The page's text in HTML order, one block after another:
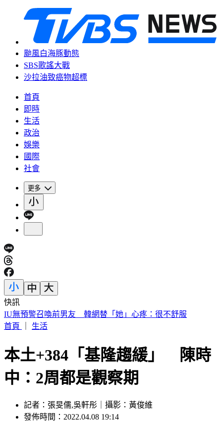
颱風白海豚動態
SBS歌謠大戰
沙拉油致癌物超標
首頁
即時
生活
政治
娛樂
國際
社會
更多
快訊
快訊／財神爺不在家 威力彩頭獎、二獎雙槓龜
首頁
生活
本土+384「基隆趨緩」 陳時
中：2周都是觀察期
記者：張旻儒,吳軒彤｜攝影：黃俊維
發佈時間：2022.04.08 19:14